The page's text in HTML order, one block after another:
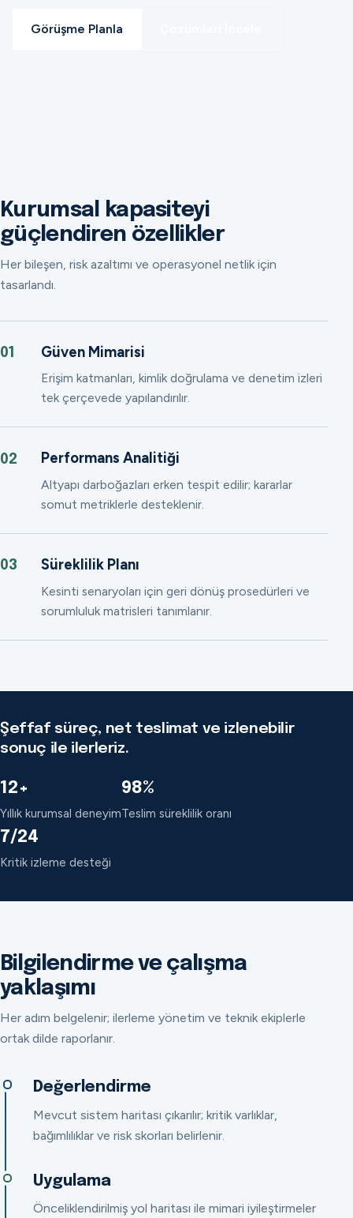
Görüşme Planla
Kurumsal kapasiteyi
güçlendiren özellikler
Her bileşen, risk azaltımı ve operasyonel netlik için
tasarlandı.
01 Güven Mimarisi
Erişim katmanları, kimlik doğrulama ve denetim izleri
tek çerçevede yapılandırılır.
02 Performans Analitiği
Altyapı darboğazları erken tespit edilir; kararlar
somut metriklerle desteklenir.
03 Süreklilik Planı
Kesinti senaryoları için geri dönüş prosedürleri ve
sorumluluk matrisleri tanımlanır.
Şeffaf süreç, net teslimat ve izlenebilir
sonuç ile ilerleriz.
12+
Yıllık kurumsal deneyim
98%
Teslim süreklilik oranı
7/24
Kritik izleme desteği
Bilgilendirme ve çalışma
yaklaşımı
Her adım belgelenir; ilerleme yönetim ve teknik ekiplerle
ortak dilde raporlanır.
Değerlendirme
Mevcut sistem haritası çıkarılır; kritik varlıklar,
bağımlılıklar ve risk skorları belirlenir.
Uygulama
Önceliklendirilmiş yol haritası ile mimari iyileştirmeler